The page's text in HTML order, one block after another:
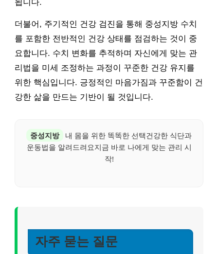
됩니다.
더불어, 주기적인 건강 검진을 통해 중성지방 수치
를 포함한 전반적인 건강 상태를 점검하는 것이 중
요합니다. 수치 변화를 추적하며 자신에게 맞는 관
리법을 미세 조정하는 과정이 꾸준한 건강 유지를
위한 핵심입니다. 긍정적인 마음가짐과 꾸준함이 건
강한 삶을 만드는 기반이 될 것입니다.
중성지방
내 몸을 위한 똑똑한 선택건강한 식단과
운동법을 알려드려요지금 바로 나에게 맞는 관리 시
작!
자주 묻는 질문